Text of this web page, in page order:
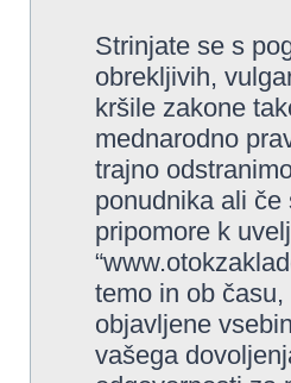
Strinjate se s
obrekljivih,
kršile zakone
mednarodno
trajno
ponudnika ali
pripomore k
temo in ob
objavljene
vašega